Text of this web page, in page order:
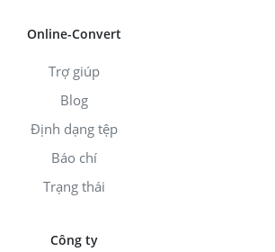
Online-Convert
Trợ giúp
Blog
Định dạng tệp
Báo chí
Trạng thái
Công ty